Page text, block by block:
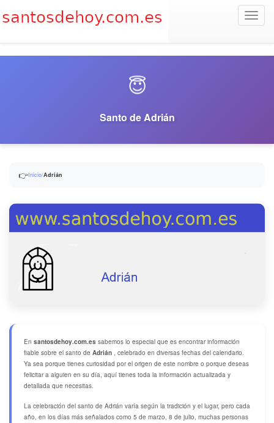
😇
Santo de Adrián
👉Inicio/Adrián
En santosdehoy.com.es sabemos lo especial que es encontrar información
fiable sobre el santo de Adrián , celebrado en diversas fechas del calendario.
Ya sea porque tienes curiosidad por el origen de este nombre o porque deseas
felicitar a alguien en su día, aquí tienes toda la información actualizada y
detallada que necesitas.
La celebración del santo de Adrián varía según la tradición y el lugar, pero cada
año, en los días más señalados como 5 de marzo, 8 de julio, muchas personas